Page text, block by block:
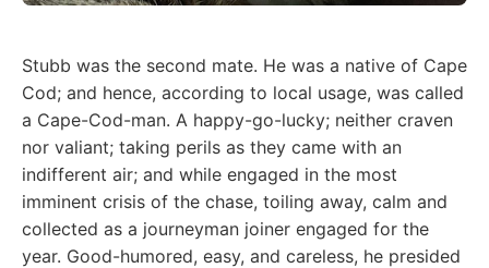
Stubb was the second mate. He was a native of Cape
Cod; and hence, according to local usage, was called
a Cape-Cod-man. A happy-go-lucky; neither craven
nor valiant; taking perils as they came with an
indifferent air; and while engaged in the most
imminent crisis of the chase, toiling away, calm and
collected as a journeyman joiner engaged for the
year. Good-humored, easy, and careless, he presided